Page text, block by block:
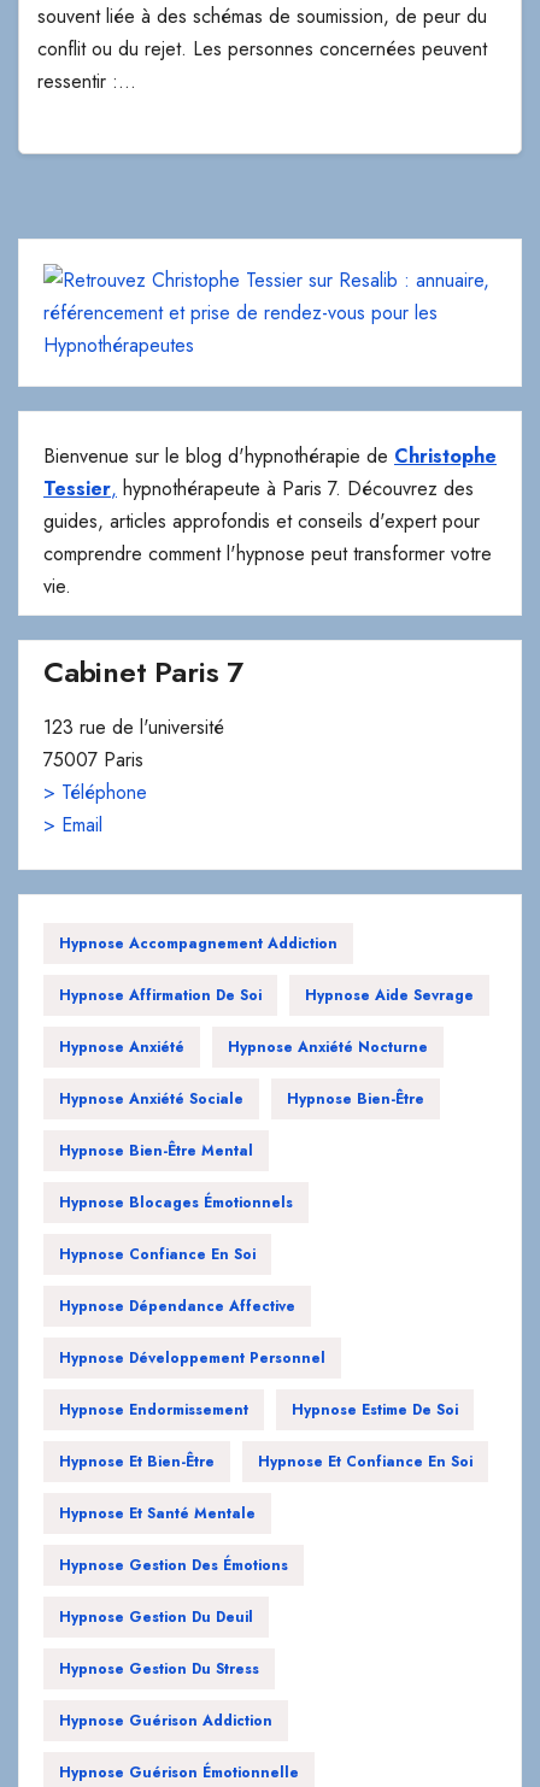
souvent liée à des schémas de soumission, de peur du
conflit ou du rejet. Les personnes concernées peuvent
ressentir :…
Bienvenue sur le blog d'hypnothérapie de Christophe
Tessier, hypnothérapeute à Paris 7. Découvrez des
guides, articles approfondis et conseils d'expert pour
comprendre comment l'hypnose peut transformer votre
vie.
Cabinet Paris 7
123 rue de l'université
75007 Paris
> Téléphone
> Email
Hypnose Accompagnement Addiction
Hypnose Affirmation De Soi Hypnose Aide Sevrage
Hypnose Anxiété Hypnose Anxiété Nocturne
Hypnose Anxiété Sociale Hypnose Bien-Être
Hypnose Bien-Être Mental
Hypnose Blocages Émotionnels
Hypnose Confiance En Soi
Hypnose Dépendance Affective
Hypnose Développement Personnel
Hypnose Endormissement Hypnose Estime De Soi
Hypnose Et Bien-Être Hypnose Et Confiance En Soi
Hypnose Et Santé Mentale
Hypnose Gestion Des Émotions
Hypnose Gestion Du Deuil
Hypnose Gestion Du Stress
Hypnose Guérison Addiction
Hypnose Guérison Émotionnelle